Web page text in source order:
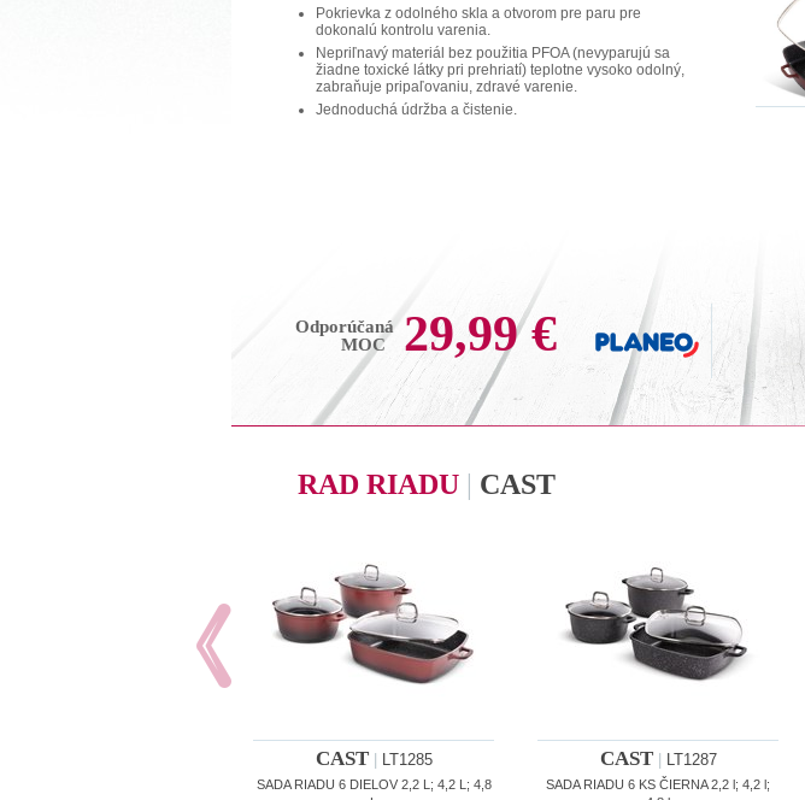
Pokrievka z odolného skla a otvorom pre paru pre
dokonalú kontrolu varenia.
Nepriľnavý materiál bez použitia PFOA (nevyparujú sa
žiadne toxické látky pri prehriatí) teplotne vysoko odolný,
zabraňuje pripaľovaniu, zdravé varenie.
Jednoduchá údržba a čistenie.
Odporúčaná
MOC
29,99 €
RAD RIADU | CAST
CAST LT1285
SADA RIADU 6 DIELOV 2,2 L; 4,2 L; 4,8
CAST LT1287
SADA RIADU 6 KS ČIERNA 2,2 l; 4,2 l;